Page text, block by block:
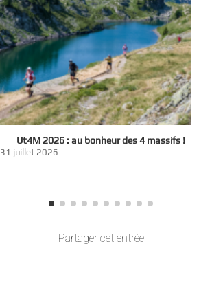
Ut4M 2026 : au bonheur des 4 massifs !
31 juillet 2026
Partager cet entrée